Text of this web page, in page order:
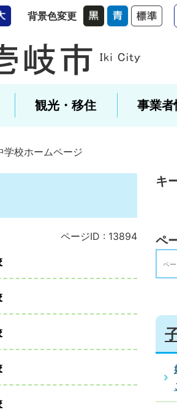
背景色変更
観光・移住 事業者
学校ホームページ
ページID : 13894
キ
ペ